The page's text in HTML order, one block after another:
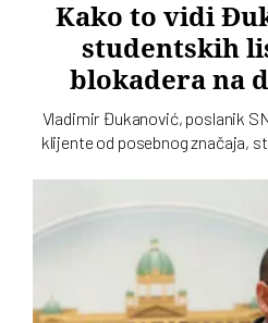
Kako to vidi
studentskih
blokadera na
Vladimir Đukanović, poslanik
klijente od posebnog značaja,
naprednjaka za